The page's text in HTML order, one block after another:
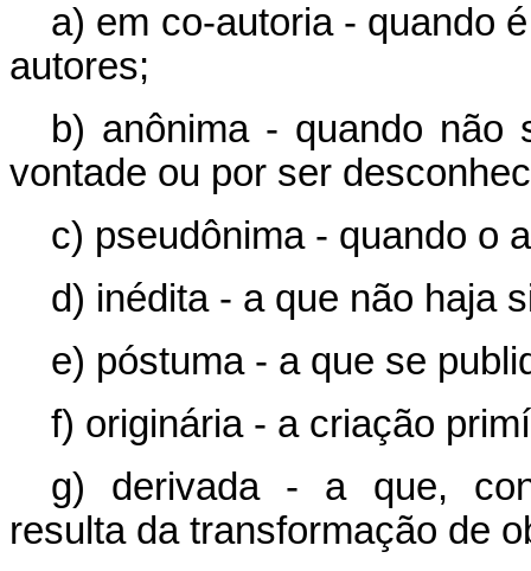
a) em co-autoria - quando
autores;
b) anônima - quando
vontade ou por ser
c) pseudônima - quando o
d) inédita - a que não haja
e) póstuma - a que se
f) originária - a criação
g) derivada - a que,
resulta da transformação de